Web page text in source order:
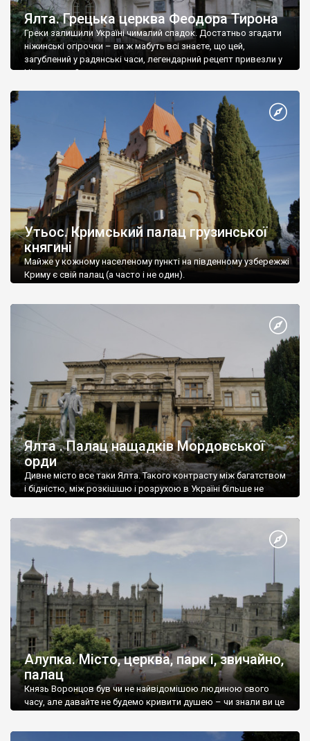
Ялта. Грецька церква Феодора Тирона
Греки залишили Україні чималий спадок. Достатньо згадати
ніжинські огірочки – ви ж мабуть всі знаєте, що цей,
загублений у радянські часи, легендарний рецепт привезли у
Ніжин греки?
Утьос. Кримський палац грузинської
княгині
Майже у кожному населеному пункті на південному узбережжі
Криму є свій палац (а часто і не один).
Ялта . Палац нащадків Мордовської
орди
Дивне місто все таки Ялта. Такого контрасту між багатством
і бідністю, між розкішшю і розрухою в Україні більше не
Алупка. Місто, церква, парк і, звичайно,
палац
Князь Воронцов був чи не найвідомішою людиною свого
часу, але давайте не будемо кривити душею – чи знали ви це